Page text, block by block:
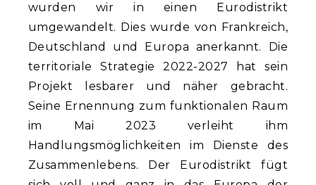
wurden wir in einen Eurodistrikt
umgewandelt. Dies wurde von Frankreich,
Deutschland und Europa anerkannt. Die
territoriale Strategie 2022-2027 hat sein
Projekt lesbarer und näher gebracht.
Seine Ernennung zum funktionalen Raum
im Mai 2023 verleiht ihm
Handlungsmöglichkeiten im Dienste des
Zusammenlebens. Der Eurodistrikt fügt